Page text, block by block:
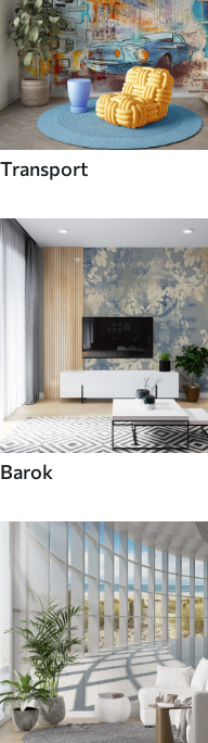
Transport
Barok